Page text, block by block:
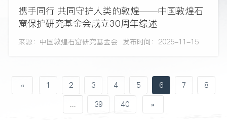
携手同行 共同守护人类的敦煌——中国敦煌石
窟保护研究基金会成立30周年综述
来源：中国敦煌石窟研究基金会 发布时间：2025-11-15
« 1 2 3 4 5 6 7
8
...
39 40 »